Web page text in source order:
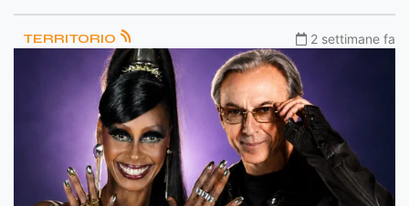
TERRITORIO 2 settimane fa